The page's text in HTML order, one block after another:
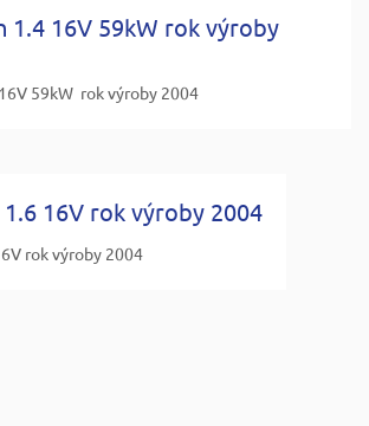
1.4 16V 59kW rok výroby
59kW rok výroby 2004
16V rok výroby 2004
rok výroby 2004